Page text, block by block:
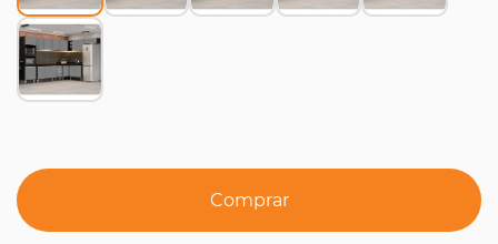
Comprar